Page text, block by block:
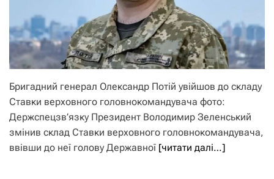
Бригадний генерал Олександр Потій увійшов до складу
Ставки верховного головнокомандувача фото:
Держспецзв’язку Президент Володимир Зеленський
змінив склад Ставки верховного головнокомандувача,
ввівши до неї голову Державної [читати далі…]